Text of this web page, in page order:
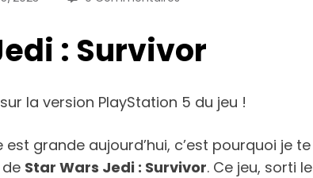
: Survivor
la version PlayStation 5 du jeu !
grande aujourd’hui, c’est pourquoi je te
Star Wars Jedi : Survivor. Ce jeu, sorti le